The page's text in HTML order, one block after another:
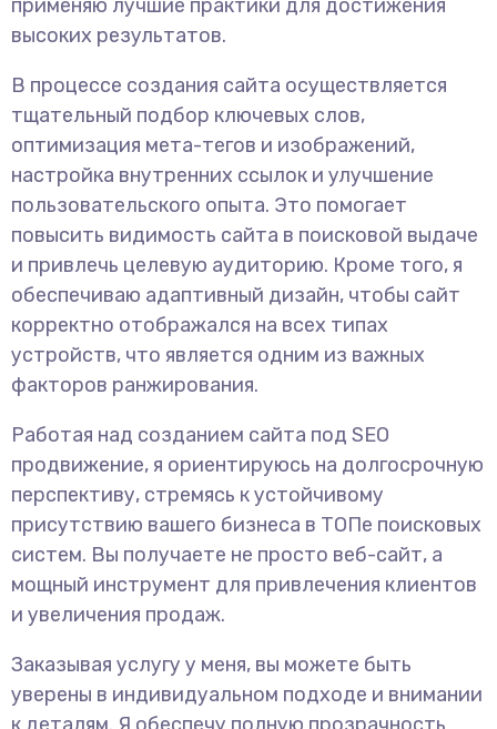
применяю лучшие практики для достижения
высоких результатов.
В процессе создания сайта осуществляется
тщательный подбор ключевых слов,
оптимизация мета-тегов и изображений,
настройка внутренних ссылок и улучшение
пользовательского опыта. Это помогает
повысить видимость сайта в поисковой выдаче
и привлечь целевую аудиторию. Кроме того, я
обеспечиваю адаптивный дизайн, чтобы сайт
корректно отображался на всех типах
устройств, что является одним из важных
факторов ранжирования.
Работая над созданием сайта под SEO
продвижение, я ориентируюсь на долгосрочную
перспективу, стремясь к устойчивому
присутствию вашего бизнеса в ТОПе поисковых
систем. Вы получаете не просто веб-сайт, а
мощный инструмент для привлечения клиентов
и увеличения продаж.
Заказывая услугу у меня, вы можете быть
уверены в индивидуальном подходе и внимании